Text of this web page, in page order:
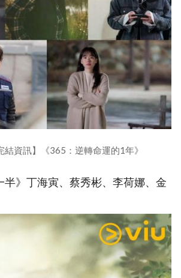
結資訊】《365：逆轉命運的1年》
》丁海寅、蔡秀彬、李荷娜、金